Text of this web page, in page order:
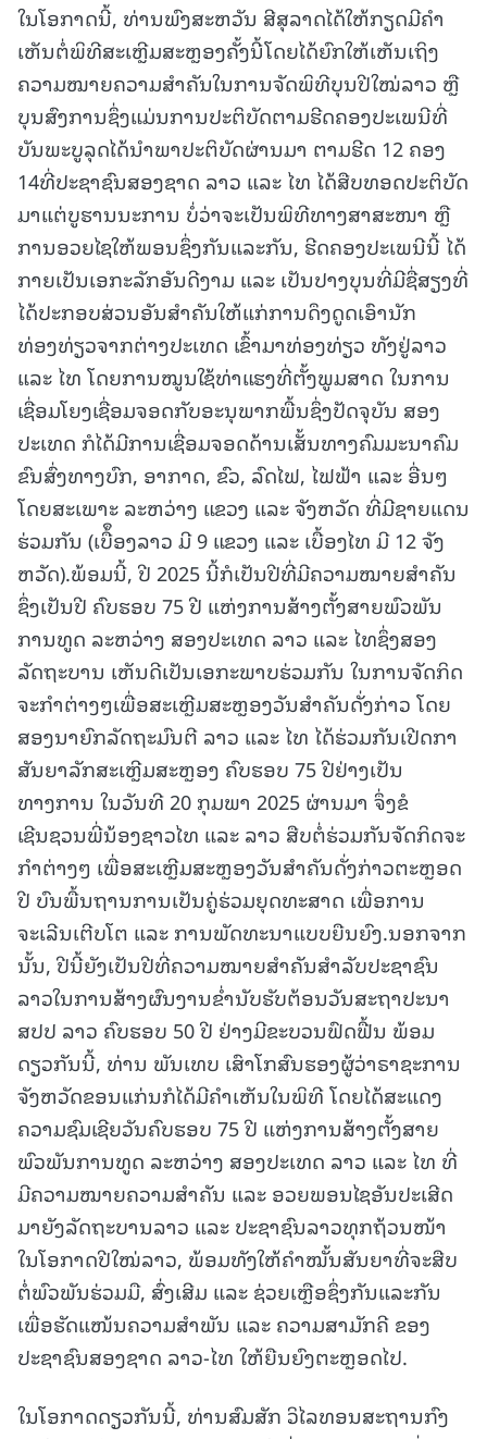
ໃນໂອກາດນີ້, ທ່ານພົງສະຫວັນ ສີສຸລາດໄດ້ໃຫ້ກຽດມີຄໍາ
ເຫັນຕໍ່ພິທີສະເຫຼີມສະຫຼອງຄັ້ງນີ້ໂດຍໄດ້ຍົກໃຫ້ເຫັນເຖິງ
ຄວາມໝາຍຄວາມສໍາຄັນໃນການຈັດພິທີບຸນປີໃໝ່ລາວ ຫຼື
ບຸນສົງການຊຶ່ງແມ່ນການປະຕິບັດຕາມຮີດຄອງປະເພນີທີ່
ບັນພະບູລຸດໄດ້ນໍາພາປະຕິບັດຜ່ານມາ ຕາມຮີດ 12 ຄອງ
14ທີ່ປະຊາຊົນສອງຊາດ ລາວ ແລະ ໄທ ໄດ້ສືບທອດປະຕິບັດ
ມາແຕ່ບູຮານນະການ ບໍ່ວ່າຈະເປັນພິທີທາງສາສະໜາ ຫຼື
ການອວຍໄຊໃຫ້ພອນຊຶ່ງກັນແລະກັນ, ຮີດຄອງປະເພນີນີ້ ໄດ້
ກາຍເປັນເອກະລັກອັນດີງາມ ແລະ ເປັນປາງບຸນທີ່ມີຊື່ສຽງທີ່
ໄດ້ປະກອບສ່ວນອັນສໍາຄັນໃຫ້ແກ່ການດຶງດູດເອົານັກ
ທ່ອງທ່ຽວຈາກຕ່າງປະເທດ ເຂົ້າມາທ່ອງທ່ຽວ ທັງຢູ່ລາວ
ແລະ ໄທ ໂດຍການໝູນໃຊ້ທ່າແຮງທີ່ຕັ້ງພູມສາດ ໃນການ
ເຊື່ອມໂຍງເຊື່ອມຈອດກັບອະນຸພາກພື້ນຊຶ່ງປັດຈຸບັນ ສອງ
ປະເທດ ກໍໄດ້ມີການເຊື່ອມຈອດດ້ານເສັ້ນທາງຄົມມະນາຄົມ
ຂົນສົ່ງທາງບົກ, ອາກາດ, ຂົວ, ລົດໄຟ, ໄຟຟ້າ ແລະ ອື່ນໆ
ໂດຍສະເພາະ ລະຫວ່າງ ແຂວງ ແລະ ຈັງຫວັດ ທີ່ມີຊາຍແດນ
ຮ່ວມກັນ (ເບື້ຶອງລາວ ມີ 9 ແຂວງ ແລະ ເບື້ອງໄທ ມີ 12 ຈັງ
ຫວັດ).ພ້ອມນີ້, ປີ 2025 ນີ້ກໍເປັນປີທີ່ມີຄວາມໝາຍສໍາຄັນ
ຊຶ່ງເປັນປີ ຄົບຮອບ 75 ປີ ແຫ່ງການສ້າງຕັ້ງສາຍພົວພັນ
ການທູດ ລະຫວ່າງ ສອງປະເທດ ລາວ ແລະ ໄທຊຶ່ງສອງ
ລັດຖະບານ ເຫັນດີເປັນເອກະພາບຮ່ວມກັນ ໃນການຈັດກິດ
ຈະກໍາຕ່າງໆເພື່ອສະເຫຼີມສະຫຼອງວັນສໍາຄັນດັ່ງກ່າວ ໂດຍ
ສອງນາຍົກລັດຖະມົນຕີ ລາວ ແລະ ໄທ ໄດ້ຮ່ວມກັນເປີດກາ
ສັນຍາລັກສະເຫຼີມສະຫຼອງ ຄົບຮອບ 75 ປີຢ່າງເປັນ
ທາງການ ໃນວັນທີ 20 ກຸມພາ 2025 ຜ່ານມາ ຈຶ່ງຂໍ
ເຊີນຊວນພີ່ນ້ອງຊາວໄທ ແລະ ລາວ ສືບຕໍ່ຮ່ວມກັນຈັດກິດຈະ
ກໍາຕ່າງໆ ເພື່ອສະເຫຼີມສະຫຼອງວັນສໍາຄັນດັ່ງກ່າວຕະຫຼອດ
ປີ ບົນພື້ນຖານການເປັນຄູ່ຮ່ວມຍຸດທະສາດ ເພື່ອການ
ຈະເລີນເຕີບໂຕ ແລະ ການພັດທະນາແບບຍືນຍົງ.ນອກຈາກ
ນັ້ນ, ປີນີ້ຍັງເປັນປີທີ່ຄວາມໝາຍສໍາຄັນສໍາລັບປະຊາຊົນ
ລາວໃນການສ້າງຜົນງານຂໍ່ານັບຮັບຕ້ອນວັນສະຖາປະນາ
ສປປ ລາວ ຄົບຮອບ 50 ປີ ຢ່າງມີຂະບວນຟົດຟື້ນ ພ້ອມ
ດຽວກັນນີ້, ທ່ານ ພັນເທບ ເສົາໂກສົນຮອງຜູ້ວ່າຣາຊະການ
ຈັງຫວັດຂອນແກ່ນກໍໄດ້ມີຄໍາເຫັນໃນພິທີ ໂດຍໄດ້ສະແດງ
ຄວາມຊົມເຊີຍວັນຄົບຮອບ 75 ປີ ແຫ່ງການສ້າງຕັ້ງສາຍ
ພົວພັນການທູດ ລະຫວ່າງ ສອງປະເທດ ລາວ ແລະ ໄທ ທີ່
ມີຄວາມໝາຍຄວາມສໍາຄັນ ແລະ ອວຍພອນໄຊອັນປະເສີດ
ມາຍັງລັດຖະບານລາວ ແລະ ປະຊາຊົນລາວທຸກຖ້ວນໜ້າ
ໃນໂອກາດປີໃໝ່ລາວ, ພ້ອມທັງໃຫ້ຄໍາໝັ້ນສັນຍາທີ່ຈະສືບ
ຕໍ່ພົວພັນຮ່ວມມື, ສົ່ງເສີມ ແລະ ຊ່ວຍເຫຼືອຊຶ່ງກັນແລະກັນ
ເພື່ອຮັດແໜ້ນຄວາມສໍາພັນ ແລະ ຄວາມສາມັກຄີ ຂອງ
ປະຊາຊົນສອງຊາດ ລາວ-ໄທ ໃຫ້ຍືນຍົງຕະຫຼອດໄປ.
ໃນໂອກາດດຽວກັນນີ້, ທ່ານສົມສັກ ວິໄລທອນສະຖານກົງ